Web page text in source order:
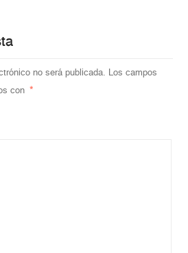
no será publicada. Los campos
con *